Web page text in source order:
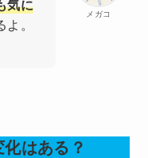
メガコ
気に
。
はある？